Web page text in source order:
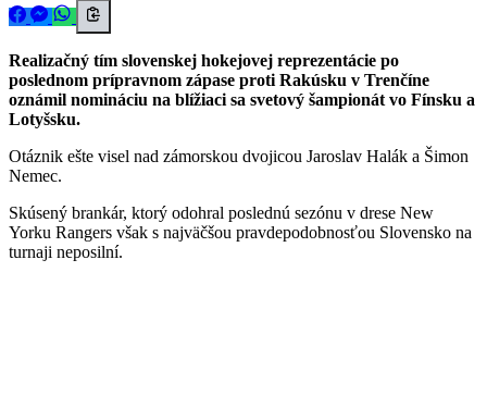
Realizačný tím slovenskej hokejovej reprezentácie po
poslednom prípravnom zápase proti Rakúsku v Trenčíne
oznámil nomináciu na blížiaci sa svetový šampionát vo Fínsku a
Lotyšsku.
Otáznik ešte visel nad zámorskou dvojicou Jaroslav Halák a Šimon
Nemec.
Skúsený brankár, ktorý odohral poslednú sezónu v drese New
Yorku Rangers však s najväčšou pravdepodobnosťou Slovensko na
turnaji neposilní.